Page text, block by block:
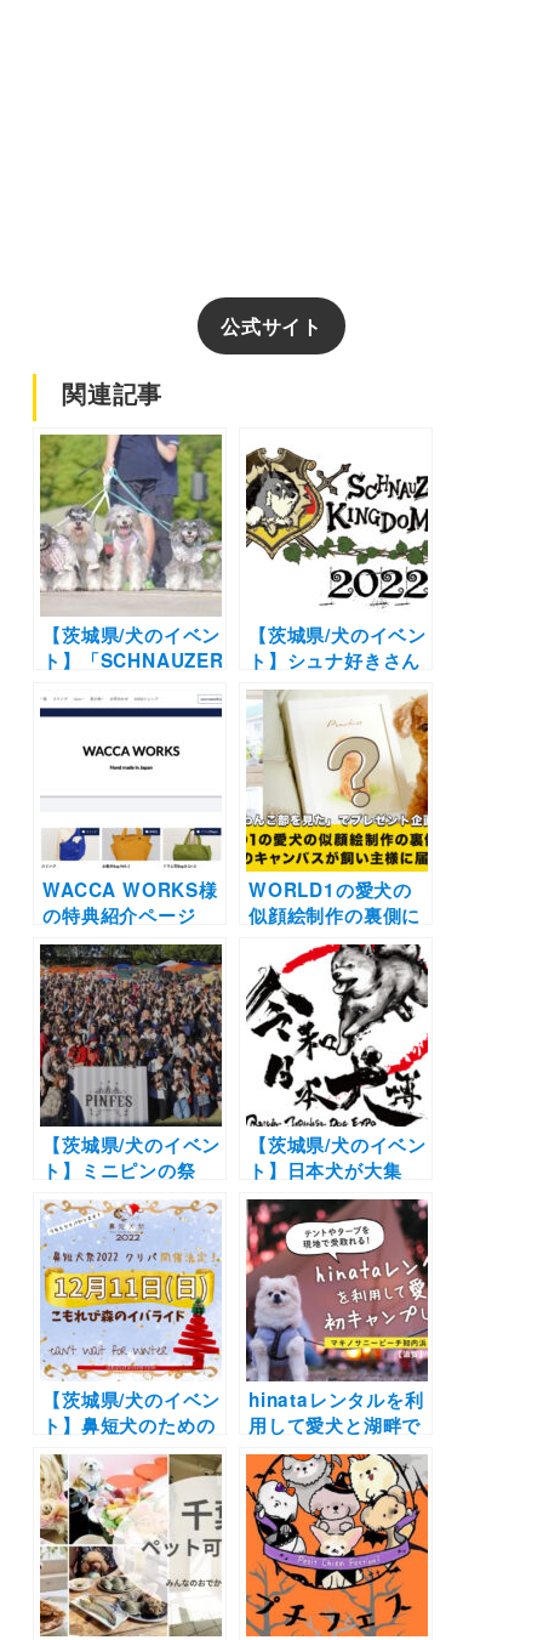
公式サイト
関連記事
【茨城県/犬のイベン
ト】「SCHNAUZER
れみの森のイバライ
【茨城県/犬のイベン
ト】シュナ好きさん
集まれ！マーケット
やタイムレースも！
「シュナウザーキン
グダム2022」（こも
れび森のイバライ
ド）5/15開催 | 他の
犬種も参加OK
WACCA WORKS様
の特典紹介ページ
【インターペット
2021】
WORLD1の愛犬の
似顔絵制作の裏側に
密着！『似顔絵は想
い出の保管庫』作家
さんの想いを取材し
ました |〜真っ白の
キャンバスが飼い主
様に届くまで〜
【茨城県/犬のイベン
ト】ミニピンの祭
典！ドッグレースや
ショッピングも！
「ピンフェス2021 –
Miniature
Pinscher Festival
-」（こもれび森のイ
バライド）11/21開
催
【茨城県/犬のイベン
ト】日本犬が大集
合！柴犬や秋田犬の
わんこ集まれ♪「令
和日本犬博2021 –
REIWA Japanese
Dog EXPO –」（こ
もれび森のイバライ
ド）11/7開催
【茨城県/犬のイベン
ト】鼻短犬のための
クリパ！グッズマー
ケットでお買い物や
撮影会やタイムレー
スも開催！「鼻短犬
祭2022 クリパ」
（こもれび森のイバ
ライド）12/11
hinataレンタルを利
用して愛犬と湖畔で
初キャンプしてきた
よ♪ テントやタープ
を現地で受取れる！
返却方法など全手順
をご紹介 #犬とキャ
ンプを楽しもう